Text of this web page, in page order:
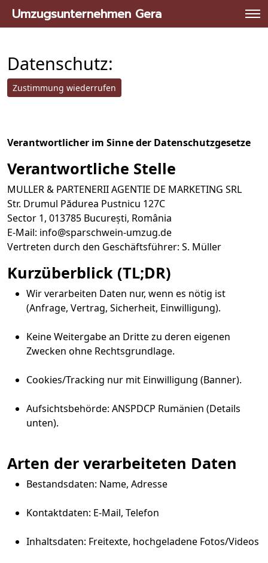
Umzugsunternehmen Gera
Umzugsunternehmen Gera »Datenschutzerklärung
Datenschutz:
Zustimmung wiederrufen
Verantwortlicher im Sinne der Datenschutzgesetze
Verantwortliche Stelle
MULLER & PARTENERII AGENTIE DE MARKETING SRL
Str. Drumul Pădurea Pustnicu 127C
Sector 1, 013785 București, România
E-Mail: info@sparschwein-umzug.de
Vertreten durch den Geschäftsführer: S. Müller
Kurzüberblick (TL;DR)
Wir verarbeiten Daten nur, wenn es nötig ist
(Anfrage, Vertrag, Sicherheit, Einwilligung).
Keine Weitergabe an Dritte zu deren eigenen
Zwecken ohne Rechtsgrundlage.
Cookies/Tracking nur mit Einwilligung (Banner).
Aufsichtsbehörde: ANSPDCP Rumänien (Details
unten).
Arten der verarbeiteten Daten
Bestandsdaten: Name, Adresse
Kontaktdaten: E-Mail, Telefon
Inhaltsdaten: Freitexte, hochgeladene Fotos/Videos